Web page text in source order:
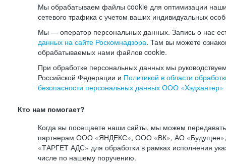
Мы обрабатываем файлы cookie для оптимизации
сетевого трафика с учетом ваших индивидуальных
Мы — оператор персональных данных. Запись о нас
данных на сайте Роскомнадзора. Там вы можете
обрабатываемых нами файлов cookie.
При обработке персональных данных мы
Российской Федерации и Политикой в области
безопасности персональных данных ООО «Хэдхантер»
Кто нам помогает?
Когда вы посещаете наши сайты, мы можем
партнерам ООО «ЯНДЕКС», ООО «ВК», АО
«ТАРГЕТ АДС» для обработки в рамках исполнения
числе по нашему поручению.